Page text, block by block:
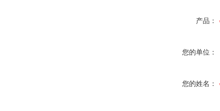
产品：
您的单位：
您的姓名：